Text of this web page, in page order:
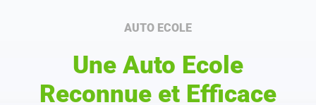
AUTO ECOLE
Une Auto Ecole
Reconnue et Efficace